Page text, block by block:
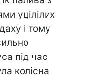
уцілілих
і тому
під час
колісна